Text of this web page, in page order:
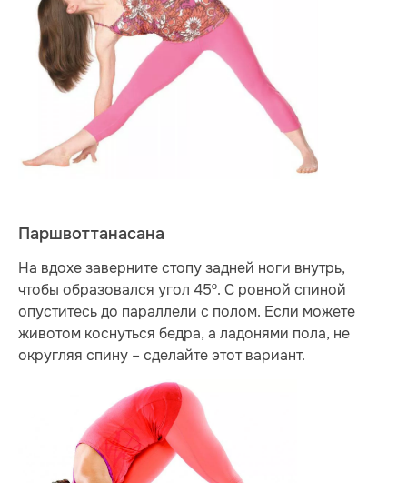
Паршвоттанасана
На вдохе заверните стопу задней ноги внутрь,
чтобы образовался угол 45º. С ровной спиной
опуститесь до параллели с полом. Если можете
животом коснуться бедра, а ладонями пола, не
округляя спину – сделайте этот вариант.